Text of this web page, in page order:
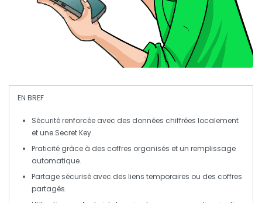
EN BREF
Sécuritérenforcée avec des données chiffrées localement
et une Secret Key.
Praticité grâce à des coffres organisés et un remplissage
automatique.
Partage sécurisé avec des liens temporaires ou des coffres
partagés.